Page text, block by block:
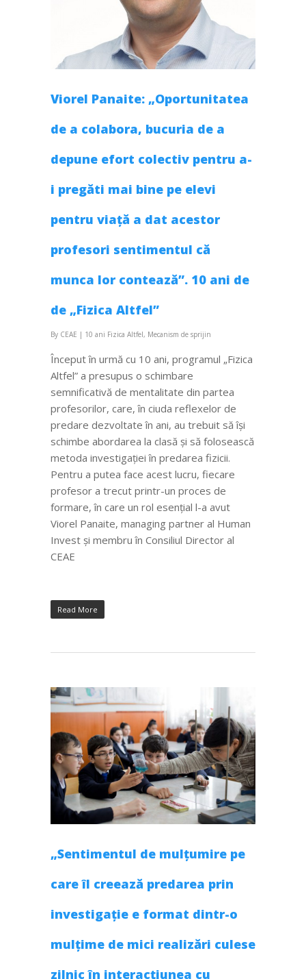
Viorel Panaite: „Oportunitatea
de a colabora, bucuria de a
depune efort colectiv pentru a-
i pregăti mai bine pe elevi
pentru viață a dat acestor
profesori sentimentul că
munca lor contează”. 10 ani de
de „Fizica Altfel”
By CEAE | 10 ani Fizica Altfel, Mecanism de sprijin
Început în urmă cu 10 ani, programul „Fizica
Altfel” a presupus o schimbare
semnificativă de mentalitate din partea
profesorilor, care, în ciuda reflexelor de
predare dezvoltate în ani, au trebuit să își
schimbe abordarea la clasă și să folosească
metoda investigației în predarea fizicii.
Pentru a putea face acest lucru, fiecare
profesor a trecut printr-un proces de
formare, în care un rol esențial l-a avut
Viorel Panaite, managing partner al Human
Invest și membru în Consiliul Director al
CEAE
Read More
„Sentimentul de mulțumire pe
care îl creează predarea prin
investigație e format dintr-o
mulțime de mici realizări culese
zilnic în interacțiunea cu